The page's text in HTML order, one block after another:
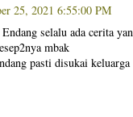
25, 2021 6:55:00 PM
selalu ada cerita
mbak
pasti disukai keluarga